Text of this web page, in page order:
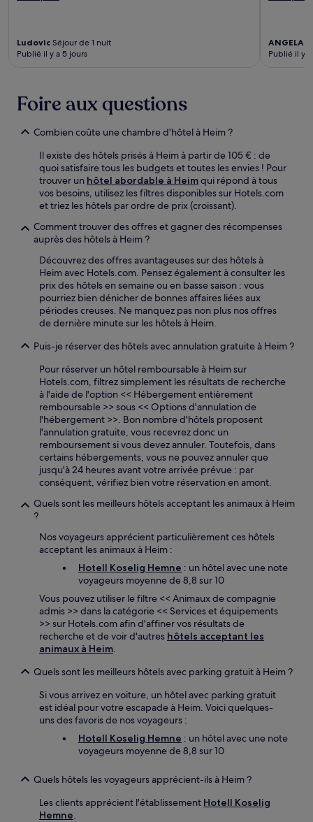
Ludovic Séjour de 1 nuit
Publié il y a 5 jours
ANGELA
Publié il y
Foire aux questions
Combien coûte une chambre d'hôtel à Heim ?
Il existe des hôtels prisés à Heim à partir de 105 € : de
quoi satisfaire tous les budgets et toutes les envies ! Pour
trouver un hôtel abordable à Heimqui répond à tous
vos besoins, utilisez les filtres disponibles sur Hotels.com
et triez les hôtels par ordre de prix (croissant).
Comment trouver des offres et gagner des récompenses
auprès des hôtels à Heim ?
Découvrez des offres avantageuses sur des hôtels à
Heim avec Hotels.com. Pensez également à consulter les
prix des hôtels en semaine ou en basse saison : vous
pourriez bien dénicher de bonnes affaires liées aux
périodes creuses. Ne manquez pas non plus nos offres
de dernière minute sur les hôtels à Heim.
Puis-je réserver des hôtels avec annulation gratuite à Heim ?
Pour réserver un hôtel remboursable à Heim sur
Hotels.com, filtrez simplement les résultats de recherche
à l'aide de l'option << Hébergement entièrement
remboursable >> sous << Options d'annulation de
l'hébergement >>. Bon nombre d'hôtels proposent
l'annulation gratuite, vous recevrez donc un
remboursement si vous devez annuler. Toutefois, dans
certains hébergements, vous ne pouvez annuler que
jusqu'à 24 heures avant votre arrivée prévue : par
conséquent, vérifiez bien votre réservation en amont.
Quels sont les meilleurs hôtels acceptant les animaux à Heim
?
Nos voyageurs apprécient particulièrement ces hôtels
acceptant les animaux à Heim :
Hotell Koselig Hemne : un hôtel avec une note
voyageurs moyenne de 8,8 sur 10
Vous pouvez utiliser le filtre << Animaux de compagnie
admis >> dans la catégorie << Services et équipements
>> sur Hotels.com afin d'affiner vos résultats de
recherche et de voir d'autres hôtels acceptant les
animaux à Heim.
Quels sont les meilleurs hôtels avec parking gratuit à Heim ?
Si vous arrivez en voiture, un hôtel avec parking gratuit
est idéal pour votre escapade à Heim. Voici quelques-
uns des favoris de nos voyageurs :
Hotell Koselig Hemne : un hôtel avec une note
voyageurs moyenne de 8,8 sur 10
Quels hôtels les voyageurs apprécient-ils à Heim ?
Les clients apprécient l'établissement Hotell Koselig
Hemne.